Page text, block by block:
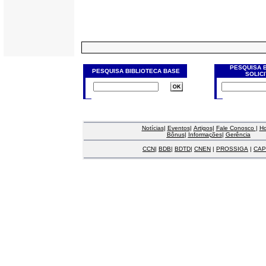
PESQUISA BIBLIOTECA BASE
PESQUISA
Notícias| Eventos| Artigos| Fale Conosco |
Bônus| Informações| Gerência
CCN| BDB| BDTD| CNEN | PROSSIGA |